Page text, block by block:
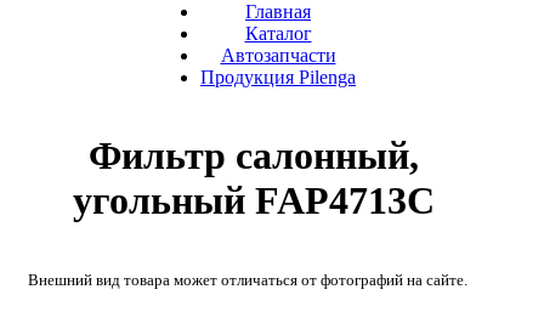
Главная
Каталог
Автозапчасти
Продукция Pilenga
Фильтр салонный,
угольный FAP4713C
Внешний вид товара может отличаться от фотографий на сайте.